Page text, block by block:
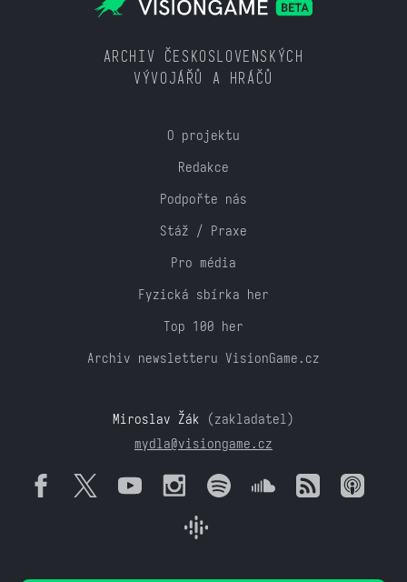
ARCHIV ČESKOSLOVENSKÝCH
VÝVOJÁŘŮ A HRÁČŮ
O projektu
Redakce
Podpořte nás
Stáž / Praxe
Pro média
Fyzická sbírka her
Top 100 her
Archiv newsletteru VisionGame.cz
Miroslav Žák (zakladatel)
mydla@visiongame.cz